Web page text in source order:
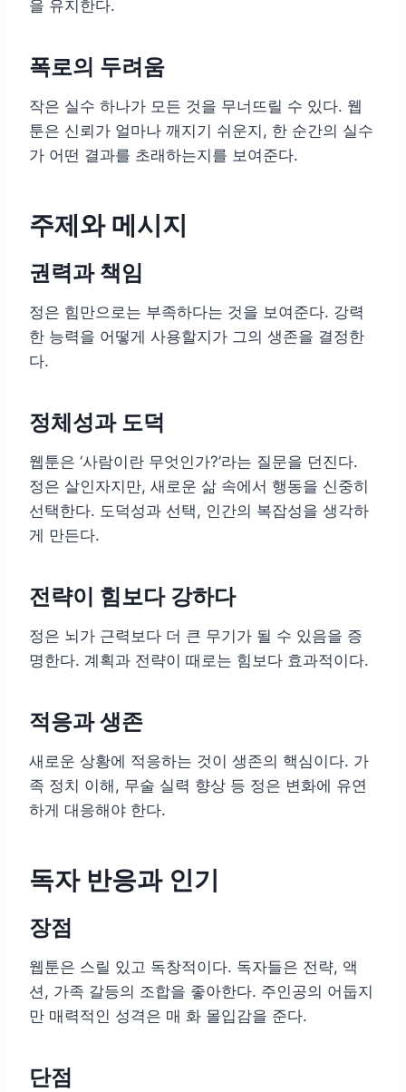
을 유지한다.
폭로의 두려움
작은 실수 하나가 모든 것을 무너뜨릴 수 있다. 웹
툰은 신뢰가 얼마나 깨지기 쉬운지, 한 순간의 실수
가 어떤 결과를 초래하는지를 보여준다.
주제와 메시지
권력과 책임
정은 힘만으로는 부족하다는 것을 보여준다. 강력
한 능력을 어떻게 사용할지가 그의 생존을 결정한
다.
정체성과 도덕
웹툰은 ‘사람이란 무엇인가?’라는 질문을 던진다.
정은 살인자지만, 새로운 삶 속에서 행동을 신중히
선택한다. 도덕성과 선택, 인간의 복잡성을 생각하
게 만든다.
전략이 힘보다 강하다
정은 뇌가 근력보다 더 큰 무기가 될 수 있음을 증
명한다. 계획과 전략이 때로는 힘보다 효과적이다.
적응과 생존
새로운 상황에 적응하는 것이 생존의 핵심이다. 가
족 정치 이해, 무술 실력 향상 등 정은 변화에 유연
하게 대응해야 한다.
독자 반응과 인기
장점
웹툰은 스릴 있고 독창적이다. 독자들은 전략, 액
션, 가족 갈등의 조합을 좋아한다. 주인공의 어둡지
만 매력적인 성격은 매 화 몰입감을 준다.
단점